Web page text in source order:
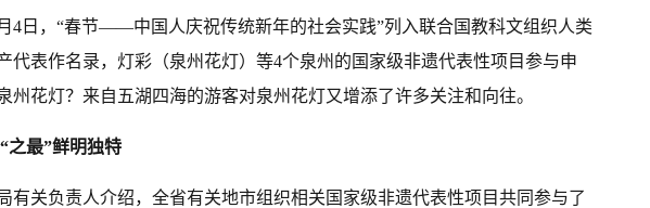
4日，“春节——中国人庆祝传统新年的社会实践”列入联合国教科文组织人类
代表作名录，灯彩（泉州花灯）等4个泉州的国家级非遗代表性项目参与申
州花灯？来自五湖四海的游客对泉州花灯又增添了许多关注和向往。
之最”鲜明独特
有关负责人介绍，全省有关地市组织相关国家级非遗代表性项目共同参与了